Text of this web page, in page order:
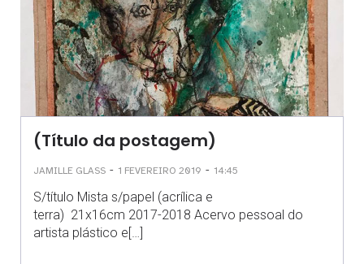
(Título da postagem)
JAMILLE GLASS - 1 FEVEREIRO 2019 - 14:45
S/título Mista s/papel (acrílica e
terra) 21x16cm 2017-2018 Acervo pessoal do
artista plástico e[…]